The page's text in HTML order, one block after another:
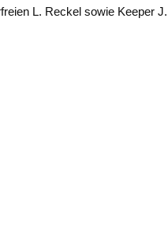
L. Reckel sowie Keeper